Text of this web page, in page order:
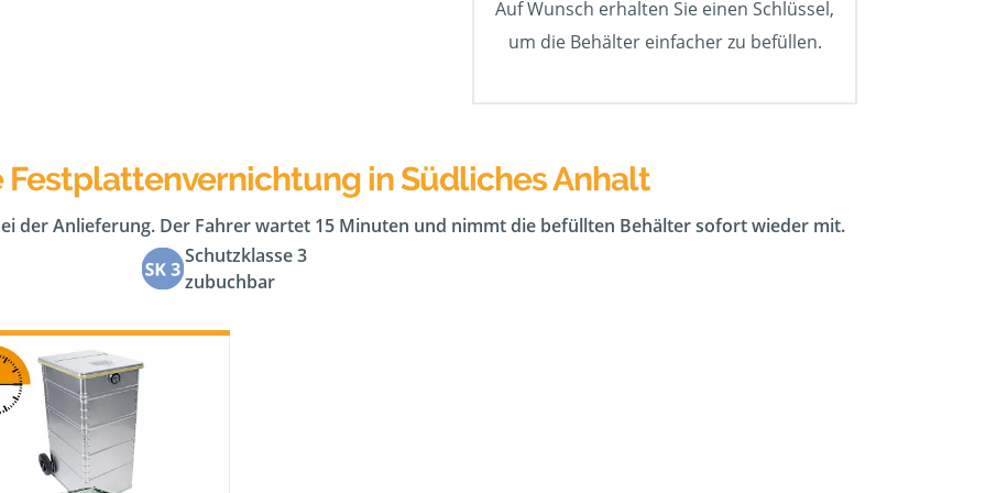
Auf Wunsch erhalten Sie einen Schlüssel,
um die Behälter einfacher zu befüllen.
Festplattenvernichtung in Südliches Anhalt
der Anlieferung. Der Fahrer wartet 15 Minuten und nimmt die befüllten Behälter sofort wieder mit.
Schutzklasse 3
zubuchbar